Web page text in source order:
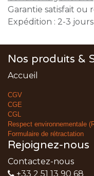
Garantie satisfait ou
Expédition : 2-3
Nos produits &
Accueil
CGV
CGE
CGL
Respect environnementale
Formulaire de rétractation
Rejoignez-nous
Contactez-nous
+33 2 51 13 90 68